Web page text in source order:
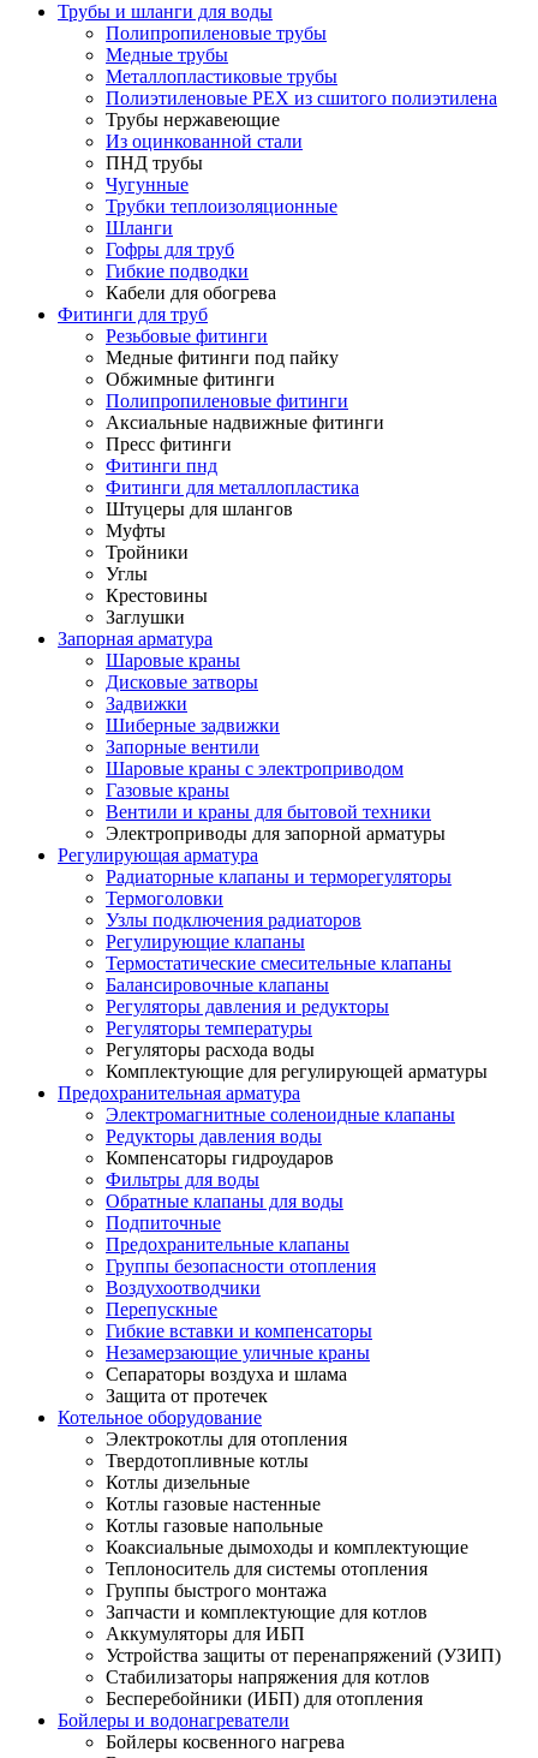
Трубы и шланги для воды
Полипропиленовые трубы
Медные трубы
Металлопластиковые трубы
Полиэтиленовые PEX из сшитого полиэтилена
Трубы нержавеющие
Из оцинкованной стали
ПНД трубы
Чугунные
Трубки теплоизоляционные
Шланги
Гофры для труб
Гибкие подводки
Кабели для обогрева
Фитинги для труб
Резьбовые фитинги
Медные фитинги под пайку
Обжимные фитинги
Полипропиленовые фитинги
Аксиальные надвижные фитинги
Пресс фитинги
Фитинги пнд
Фитинги для металлопластика
Штуцеры для шлангов
Муфты
Тройники
Углы
Крестовины
Заглушки
Запорная арматура
Шаровые краны
Дисковые затворы
Задвижки
Шиберные задвижки
Запорные вентили
Шаровые краны с электроприводом
Газовые краны
Вентили и краны для бытовой техники
Электроприводы для запорной арматуры
Регулирующая арматура
Радиаторные клапаны и терморегуляторы
Термоголовки
Узлы подключения радиаторов
Регулирующие клапаны
Термостатические смесительные клапаны
Балансировочные клапаны
Регуляторы давления и редукторы
Регуляторы температуры
Регуляторы расхода воды
Комплектующие для регулирующей арматуры
Предохранительная арматура
Электромагнитные соленоидные клапаны
Редукторы давления воды
Компенсаторы гидроударов
Фильтры для воды
Обратные клапаны для воды
Подпиточные
Предохранительные клапаны
Группы безопасности отопления
Воздухоотводчики
Перепускные
Гибкие вставки и компенсаторы
Незамерзающие уличные краны
Сепараторы воздуха и шлама
Защита от протечек
Котельное оборудование
Электрокотлы для отопления
Твердотопливные котлы
Котлы дизельные
Котлы газовые настенные
Котлы газовые напольные
Коаксиальные дымоходы и комплектующие
Теплоноситель для системы отопления
Группы быстрого монтажа
Запчасти и комплектующие для котлов
Аккумуляторы для ИБП
Устройства защиты от перенапряжений (УЗИП)
Стабилизаторы напряжения для котлов
Бесперебойники (ИБП) для отопления
Бойлеры и водонагреватели
Бойлеры косвенного нагрева